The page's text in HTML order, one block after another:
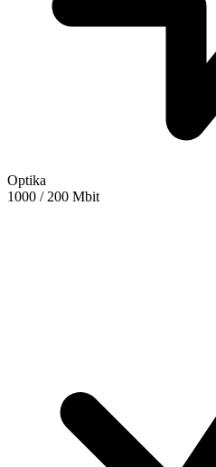
Optika
1000 / 200 Mbit